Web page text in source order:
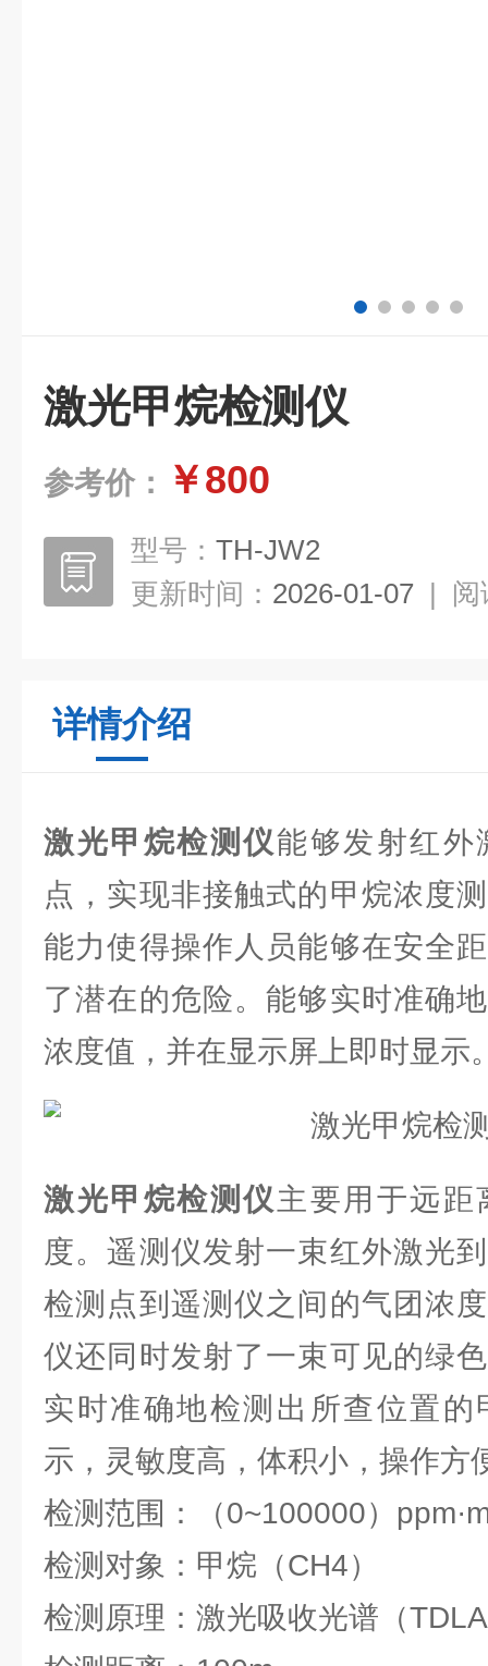
激光甲烷检测仪
参考价： ￥800
型号： TH-JW2
更新时间： 2026-01-07 | 阅
详情介绍
激光甲烷检测仪能够发射红外
点，实现非接触式的甲烷浓度
能力使得操作人员能够在安全
了潜在的危险。能够实时准确
浓度值，并在显示屏上即时显示
激光甲烷检测仪主要用于远距
度。遥测仪发射一束红外激光
检测点到遥测仪之间的气团浓
仪还同时发射了一束可见的绿
实时准确地检测出所查位置
示，灵敏度高，体积小，操作方
检测范围：（0~100000）
检测对象：甲烷（CH4）
检测原理：激光吸收光谱（